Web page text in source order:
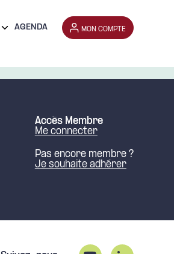
AGENDA MON COMPTE
Accès Membre
Me connecter
Pas encore membre ?
Je souhaite adhérer